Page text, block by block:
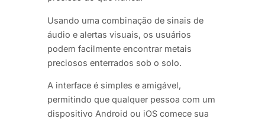
Usando uma combinação de sinais de
áudio e alertas visuais, os usuários
podem facilmente encontrar metais
preciosos enterrados sob o solo.
A interface é simples e amigável,
permitindo que qualquer pessoa com um
dispositivo Android ou iOS comece sua